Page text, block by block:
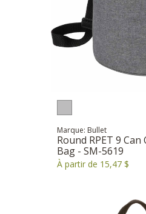
Marque: Bullet
Round RPET 9 Can
Bag - SM-5619
À partir de 15,47 $